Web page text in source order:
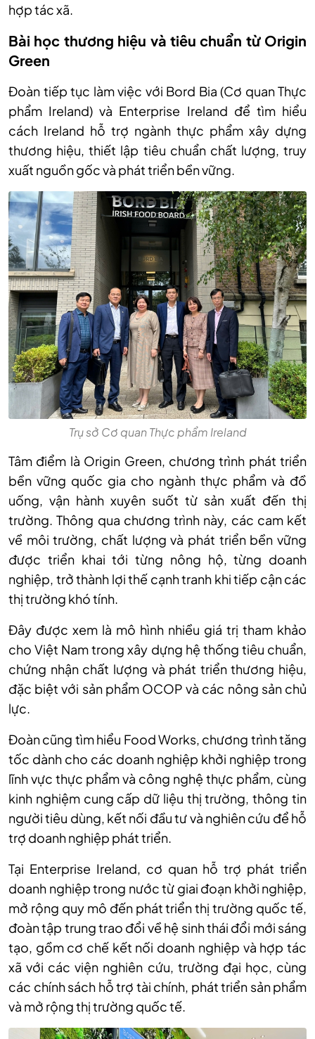
hợp tác xã.
Bài học thương hiệu và tiêu chuẩn từ Origin
Green
Đoàn tiếp tục làm việc với Bord Bia (Cơ quan Thực
phẩm Ireland) và Enterprise Ireland để tìm hiểu
cách Ireland hỗ trợ ngành thực phẩm xây dựng
thương hiệu, thiết lập tiêu chuẩn chất lượng, truy
xuất nguồn gốc và phát triển bền vững.
Trụ sở Cơ quan Thực phẩm Ireland
Tâm điểm là Origin Green, chương trình phát triển
bền vững quốc gia cho ngành thực phẩm và đồ
uống, vận hành xuyên suốt từ sản xuất đến thị
trường. Thông qua chương trình này, các cam kết
về môi trường, chất lượng và phát triển bền vững
được triển khai tới từng nông hộ, từng doanh
nghiệp, trở thành lợi thế cạnh tranh khi tiếp cận các
thị trường khó tính.
Đây được xem là mô hình nhiều giá trị tham khảo
cho Việt Nam trong xây dựng hệ thống tiêu chuẩn,
chứng nhận chất lượng và phát triển thương hiệu,
đặc biệt với sản phẩm OCOP và các nông sản chủ
lực.
Đoàn cũng tìm hiểu Food Works, chương trình tăng
tốc dành cho các doanh nghiệp khởi nghiệp trong
lĩnh vực thực phẩm và công nghệ thực phẩm, cùng
kinh nghiệm cung cấp dữ liệu thị trường, thông tin
người tiêu dùng, kết nối đầu tư và nghiên cứu để hỗ
trợ doanh nghiệp phát triển.
Tại Enterprise Ireland, cơ quan hỗ trợ phát triển
doanh nghiệp trong nước từ giai đoạn khởi nghiệp,
mở rộng quy mô đến phát triển thị trường quốc tế,
đoàn tập trung trao đổi về hệ sinh thái đổi mới sáng
tạo, gồm cơ chế kết nối doanh nghiệp và hợp tác
xã với các viện nghiên cứu, trường đại học, cùng
các chính sách hỗ trợ tài chính, phát triển sản phẩm
và mở rộng thị trường quốc tế.